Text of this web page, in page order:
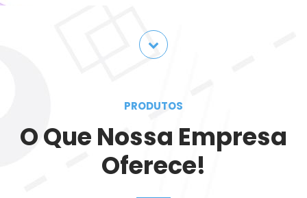
PRODUTOS
O Que Nossa Empresa
Oferece!